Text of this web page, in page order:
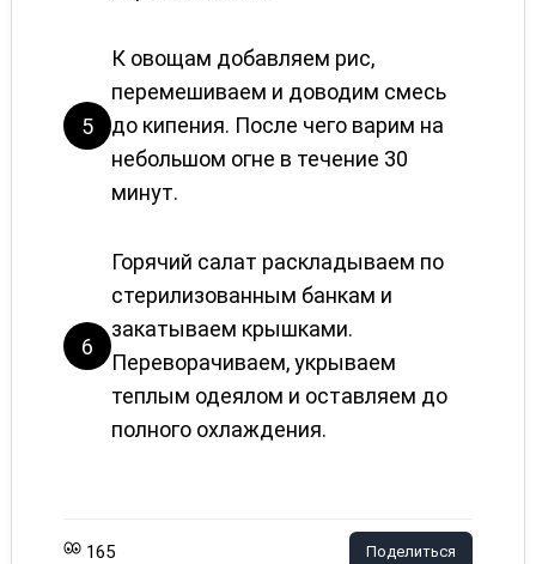
5
К овощам добавляем рис,
перемешиваем и доводим смесь
до кипения. После чего варим на
небольшом огне в течение 30
минут.
6
Горячий салат раскладываем по
стерилизованным банкам и
закатываем крышками.
Переворачиваем, укрываем
теплым одеялом и оставляем до
полного охлаждения.
165 Поделиться